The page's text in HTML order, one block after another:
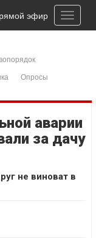
Toggle
эфир
Опросы
аварии
за дачу
не виноват в